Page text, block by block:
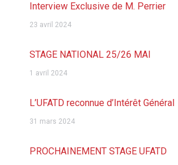
Interview Exclusive de M. Perrier
23 avril 2024
STAGE NATIONAL 25/26 MAI
1 avril 2024
L’UFATD reconnue d’Intérêt Général
31 mars 2024
PROCHAINEMENT STAGE UFATD